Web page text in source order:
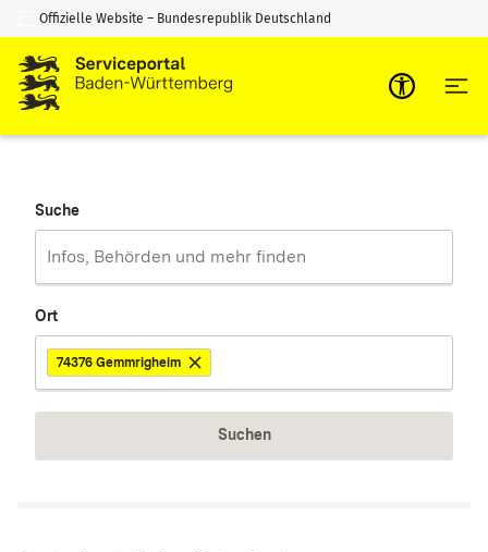
Zum Inhalt springen
Zur Suche springen
Offizielle Website – Bundesrepublik Deutschland
Suche
Ort
74376 Gemmrigheim
Suchen